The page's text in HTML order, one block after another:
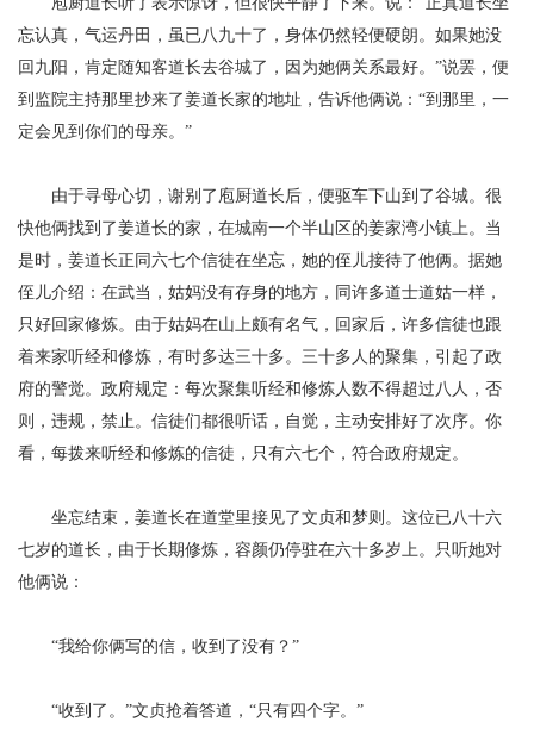
忘认真，气运丹田，虽已八九十了，身体仍然轻便硬朗。如果她没
回九阳，肯定随知客道长去谷城了，因为她俩关系最好。”说罢，便
到监院主持那里抄来了姜道长家的地址，告诉他俩说：“到那里，一
定会见到你们的母亲。”
由于寻母心切，谢别了庖厨道长后，便驱车下山到了谷城。很
快他俩找到了姜道长的家，在城南一个半山区的姜家湾小镇上。当
是时，姜道长正同六七个信徒在坐忘，她的侄儿接待了他俩。据她
侄儿介绍：在武当，姑妈没有存身的地方，同许多道士道姑一样，
只好回家修炼。由于姑妈在山上颇有名气，回家后，许多信徒也跟
着来家听经和修炼，有时多达三十多。三十多人的聚集，引起了政
府的警觉。政府规定：每次聚集听经和修炼人数不得超过八人，否
则，违规，禁止。信徒们都很听话，自觉，主动安排好了次序。你
看，每拨来听经和修炼的信徒，只有六七个，符合政府规定。
坐忘结束，姜道长在道堂里接见了文贞和梦则。这位已八十六
七岁的道长，由于长期修炼，容颜仍停驻在六十多岁上。只听她对
他俩说：
“我给你俩写的信，收到了没有？”
“收到了。”文贞抢着答道，“只有四个字。”